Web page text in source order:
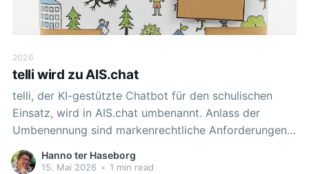
2026
telli wird zu AIS.chat
telli, der KI-gestützte Chatbot für den schulischen
Einsatz, wird in AIS.chat umbenannt. Anlass der
Umbenennung sind markenrechtliche Anforderungen.
Die Erlaubnis zur Nutzung der Marke „telli" endet mit
Ablauf des 19. Mai 2026. AIS.chat bleibt ein
Hanno ter Haseborg
15. Mai 2026 • 1 min read